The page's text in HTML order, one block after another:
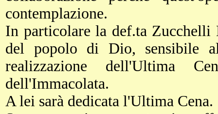
contemplazione.
In particolare la def.ta Zucchelli
del popolo di Dio, sensibile
realizzazione dell'Ultima
dell'Immacolata.
A lei sarà dedicata l'Ultima Cena.